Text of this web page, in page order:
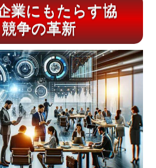
業にもたらす協
争の革新